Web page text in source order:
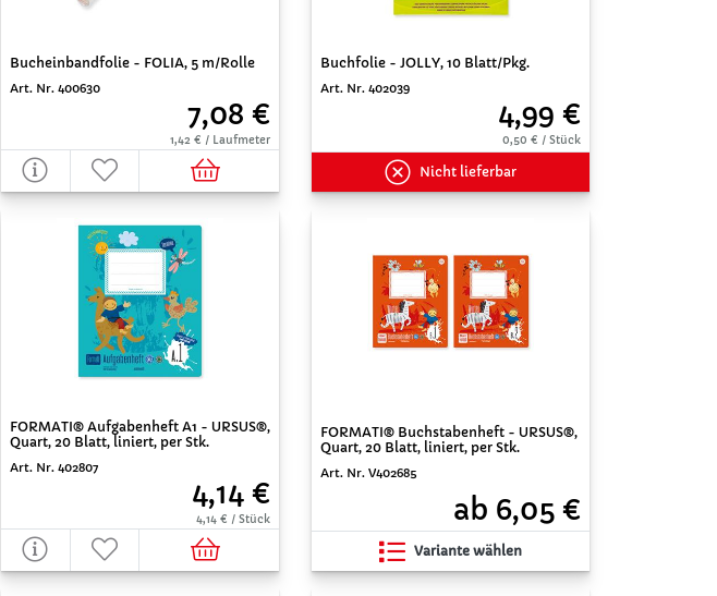
Bucheinbandfolie - FOLIA, 5 m/Rolle
Art. Nr. 400630
7,08 €
1,42 € / Laufmeter
Buchfolie - JOLLY, 10 Blatt/Pkg.
Art. Nr. 402039
4,99 €
0,50 € / Stück
Nicht lieferbar
FORMATI® Aufgabenheft A1 - URSUS®,
Quart, 20 Blatt, liniert, per Stk.
Art. Nr. 402807
4,14 €
4,14 € / Stück
FORMATI® Buchstabenheft - URSUS®,
Quart, 20 Blatt, liniert, per Stk.
Art. Nr. V402685
ab 6,05 €
Variante wählen